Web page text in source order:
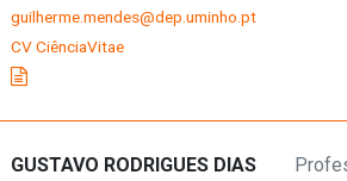
guilherme.mendes@dep.uminho.pt
CV CiênciaVitae
GUSTAVO RODRIGUES DIAS